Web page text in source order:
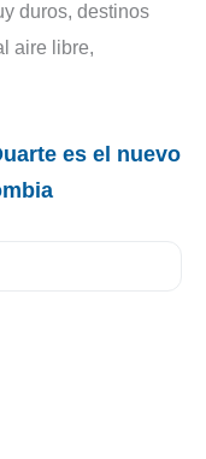
duros, destinos
aire libre,
es el nuevo